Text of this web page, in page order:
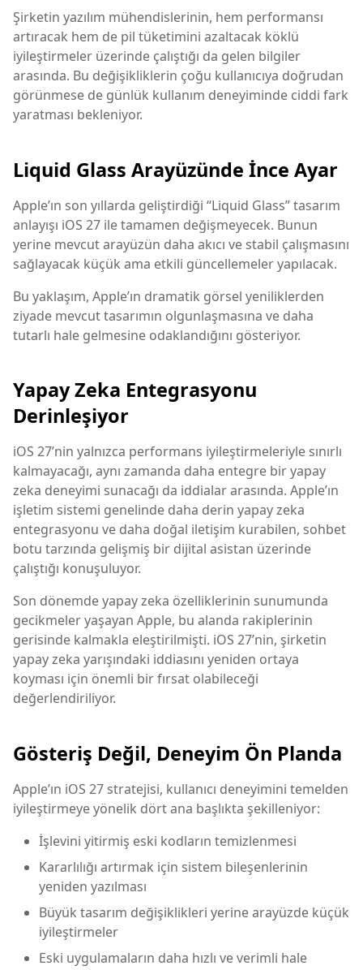
Şirketin yazılım mühendislerinin, hem performansı
artıracak hem de pil tüketimini azaltacak köklü
iyileştirmeler üzerinde çalıştığı da gelen bilgiler
arasında. Bu değişikliklerin çoğu kullanıcıya doğrudan
görünmese de günlük kullanım deneyiminde ciddi fark
yaratması bekleniyor.
Liquid Glass Arayüzünde İnce Ayar
Apple’ın son yıllarda geliştirdiği “Liquid Glass” tasarım
anlayışı iOS 27 ile tamamen değişmeyecek. Bunun
yerine mevcut arayüzün daha akıcı ve stabil çalışmasını
sağlayacak küçük ama etkili güncellemeler yapılacak.
Bu yaklaşım, Apple’ın dramatik görsel yeniliklerden
ziyade mevcut tasarımın olgunlaşmasına ve daha
tutarlı hale gelmesine odaklandığını gösteriyor.
Yapay Zeka Entegrasyonu
Derinleşiyor
iOS 27’nin yalnızca performans iyileştirmeleriyle sınırlı
kalmayacağı, aynı zamanda daha entegre bir yapay
zeka deneyimi sunacağı da iddialar arasında. Apple’ın
işletim sistemi genelinde daha derin yapay zeka
entegrasyonu ve daha doğal iletişim kurabilen, sohbet
botu tarzında gelişmiş bir dijital asistan üzerinde
çalıştığı konuşuluyor.
Son dönemde yapay zeka özelliklerinin sunumunda
gecikmeler yaşayan Apple, bu alanda rakiplerinin
gerisinde kalmakla eleştirilmişti. iOS 27’nin, şirketin
yapay zeka yarışındaki iddiasını yeniden ortaya
koyması için önemli bir fırsat olabileceği
değerlendiriliyor.
Gösteriş Değil, Deneyim Ön Planda
Apple’ın iOS 27 stratejisi, kullanıcı deneyimini temelden
iyileştirmeye yönelik dört ana başlıkta şekilleniyor:
İşlevini yitirmiş eski kodların temizlenmesi
Kararlılığı artırmak için sistem bileşenlerinin
yeniden yazılması
Büyük tasarım değişiklikleri yerine arayüzde küçük
iyileştirmeler
Eski uygulamaların daha hızlı ve verimli hale